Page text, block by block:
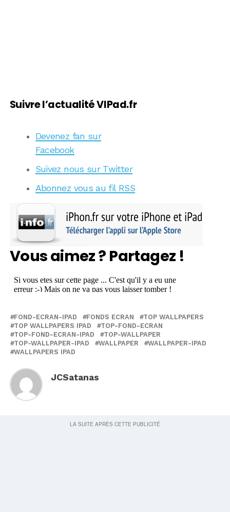
Suivre l’actualité VIPad.fr
Devenez fan sur
Facebook
Suivez nous sur Twitter
Abonnez vous au fil RSS
Vous aimez ? Partagez !
FOND-ECRAN-IPAD FONDS ECRAN
TOP WALLPAPERS
TOP WALLPAPERS IPAD
TOP-FOND-ECRAN
TOP-FOND-ECRAN-IPAD
TOP-WALLPAPER
TOP-WALLPAPER-IPAD
WALLPAPER
WALLPAPER-IPAD
WALLPAPERS IPAD
JCSatanas